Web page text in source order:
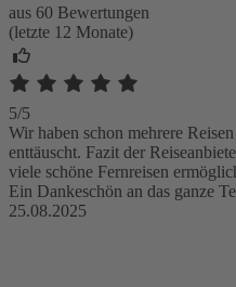
aus 60 Bewertungen
(letzte 12 Monate)
5/5
Wir haben schon mehrere
enttäuscht. Fazit der
viele schöne Fernreisen
Ein Dankeschön an das ganze
25.08.2025